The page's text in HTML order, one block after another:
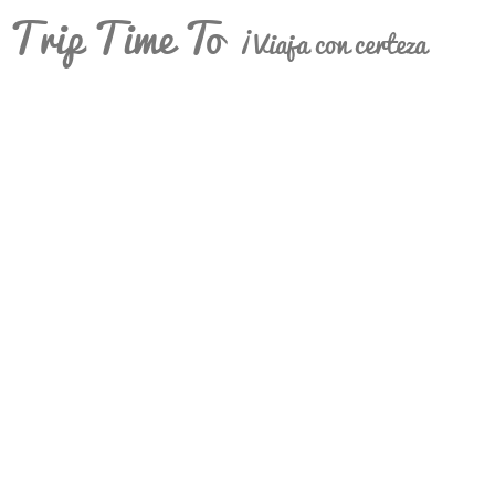
Trip Time To ¡Viaja con certeza